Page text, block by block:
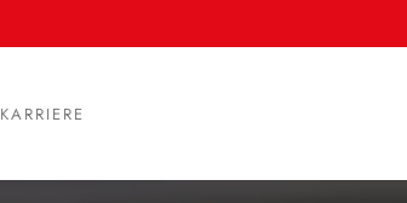
KARRIERE